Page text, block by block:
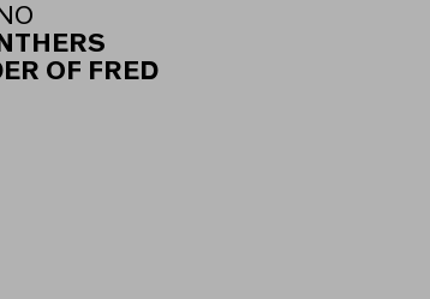
OF FRED